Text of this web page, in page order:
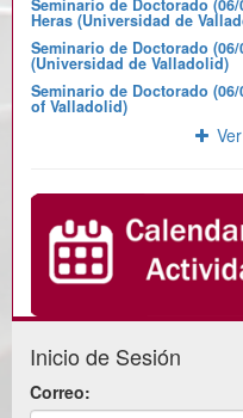
Seminario de Doctorado
Heras (Universidad de
Seminario de Doctorado
(Universidad de Valladolid)
Seminario de Doctorado
of Valladolid)
Inicio de Sesión
Correo: